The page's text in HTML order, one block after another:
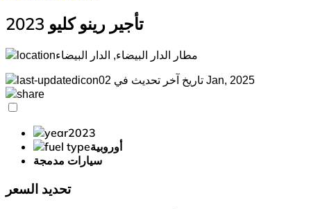
تأجير رينو كليو 2023
مطار الدار البيضاء, الدار البيضاء
تاريخ آخر تحديث في 02 Jan, 2025
2023
أوروبية
سيارات مدمجة
تحديد السعر